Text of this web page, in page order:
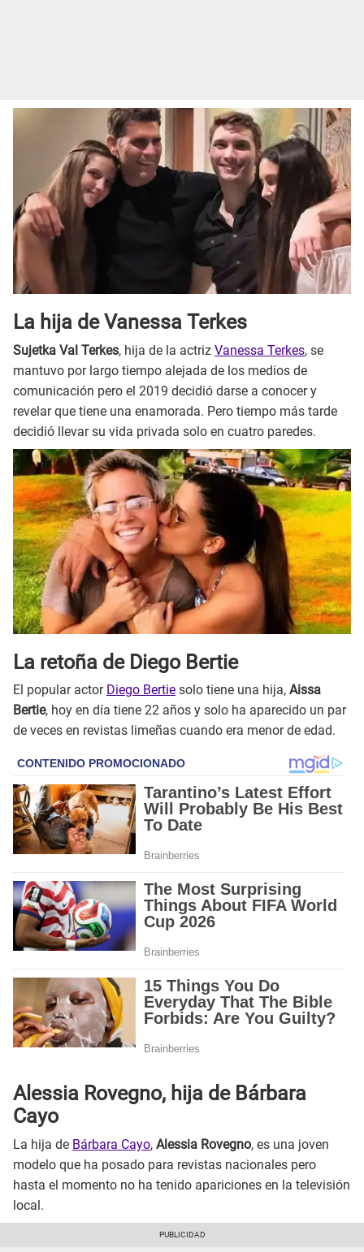
La hija de Vanessa Terkes
Sujetka Val Terkes, hija de la actriz Vanessa Terkes, se
mantuvo por largo tiempo alejada de los medios de
comunicación pero el 2019 decidió darse a conocer y
revelar que tiene una enamorada. Pero tiempo más tarde
decidió llevar su vida privada solo en cuatro paredes.
La retoña de Diego Bertie
El popular actor Diego Bertie solo tiene una hija, Aissa
Bertie, hoy en día tiene 22 años y solo ha aparecido un par
de veces en revistas limeñas cuando era menor de edad.
Alessia Rovegno, hija de Bárbara
Cayo
La hija de Bárbara Cayo, Alessia Rovegno, es una joven
modelo que ha posado para revistas nacionales pero
hasta el momento no ha tenido apariciones en la televisión
local.